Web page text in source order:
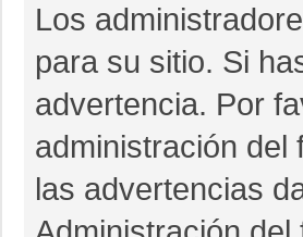
Los
para su sitio. Si
advertencia. Por
administración del
las advertencias